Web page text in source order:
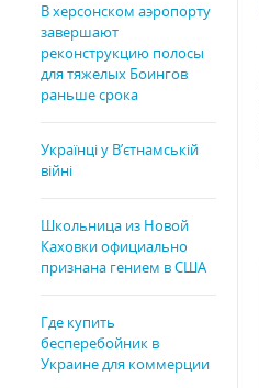
В херсонском аэропорту
завершают
реконструкцию полосы
для тяжелых Боингов
раньше срока
Українці у В’єтнамській
війні
Школьница из Новой
Каховки официально
признана гением в США
Где купить
бесперебойник в
Украине для коммерции